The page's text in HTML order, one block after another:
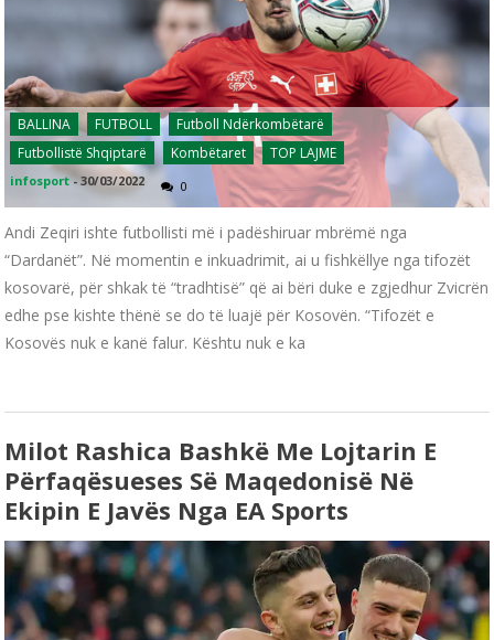
BALLINA FUTBOLL
Futboll Ndërkombëtarë
Futbollistë Shqiptarë
Kombëtaret TOP LAJME
infosport -30/03/2022 0
Andi Zeqiri ishte futbollisti më i padëshiruar mbrëmë nga
“Dardanët”. Në momentin e inkuadrimit, ai u fishkëllye nga tifozët
kosovarë, për shkak të “tradhtisë” që ai bëri duke e zgjedhur Zvicrën
edhe pse kishte thënë se do të luajë për Kosovën. “Tifozët e
Kosovës nuk e kanë falur. Kështu nuk e ka
Milot Rashica Bashkë Me Lojtarin E
Përfaqësueses Së Maqedonisë Në
Ekipin E Javës Nga EA Sports